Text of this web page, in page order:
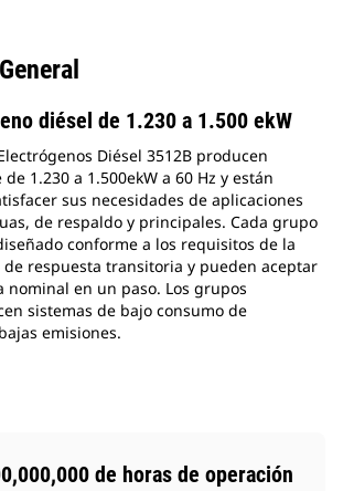
diésel de 1.230 a 1.500 ekW
Diésel 3512B producen
1.230 a 1.500ekW a 60 Hz y están
sus necesidades de aplicaciones
de respaldo y principales. Cada grupo
conforme a los requisitos de la
de respuesta transitoria y pueden aceptar
nominal en un paso. Los grupos
sistemas de bajo consumo de
emisiones.
de horas de operación